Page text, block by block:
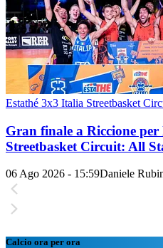
Estathé 3x3 Italia Streetbasket
Gran finale a Riccione
Streetbasket Circuit: All
06 Ago 2026 - 15:59Daniele
Calcio ora per ora